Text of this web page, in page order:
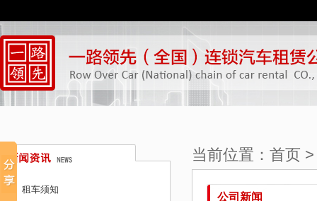
当前位置： 首页
公司新闻
租车须知